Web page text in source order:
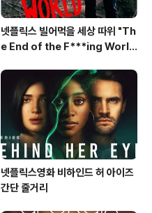
넷플릭스 빌어먹을 세상 따위 "Th
e End of the F***ing Worl
넷플릭스영화 비하인드 허 아이즈
간단 줄거리